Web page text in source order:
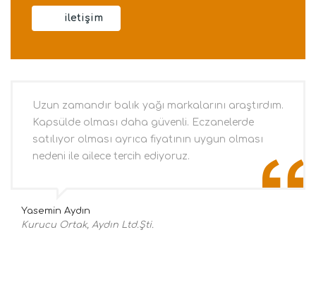
iletişim
Uzun zamandır balık yağı markalarını araştırdım.
Kapsülde olması daha güvenli. Eczanelerde
satılıyor olması ayrıca fiyatının uygun olması
nedeni ile ailece tercih ediyoruz.
Yasemin Aydın
Kurucu Ortak, Aydın Ltd.Şti.